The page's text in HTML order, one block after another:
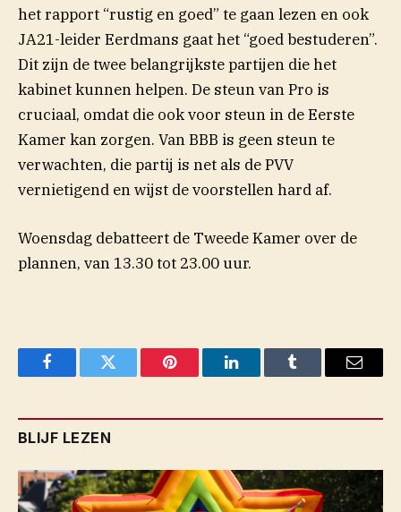
het rapport “rustig en goed” te gaan lezen en ook
JA21-leider Eerdmans gaat het “goed bestuderen”.
Dit zijn de twee belangrijkste partijen die het
kabinet kunnen helpen. De steun van Pro is
cruciaal, omdat die ook voor steun in de Eerste
Kamer kan zorgen. Van BBB is geen steun te
verwachten, die partij is net als de PVV
vernietigend en wijst de voorstellen hard af.
Woensdag debatteert de Tweede Kamer over de
plannen, van 13.30 tot 23.00 uur.
FacebookTwitter Pinterest LinkedInTumblr Email
BLIJF LEZEN